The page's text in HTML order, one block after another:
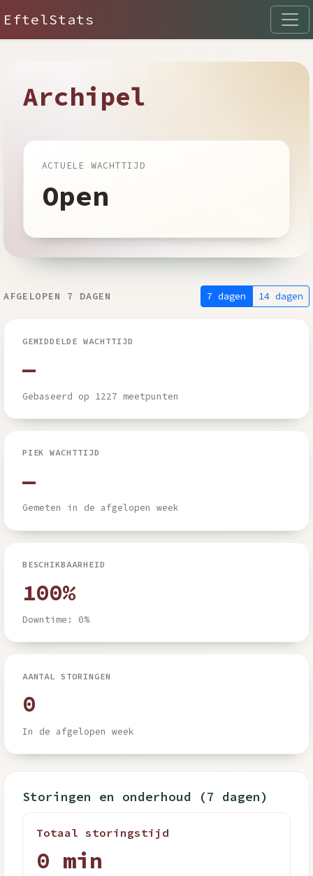
EftelStats
Archipel
ACTUELE WACHTTIJD
Open
AFGELOPEN 7 DAGEN 7 dagen 14 dagen
GEMIDDELDE WACHTTIJD
—
Gebaseerd op 1227 meetpunten
PIEK WACHTTIJD
—
Gemeten in de afgelopen week
BESCHIKBAARHEID
100%
Downtime: 0%
AANTAL STORINGEN
0
In de afgelopen week
Storingen en onderhoud (7 dagen)
Totaal storingstijd
0 min